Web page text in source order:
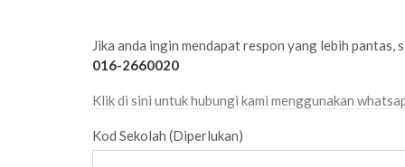
Jika anda ingin mendapat respon yang lebih
016-2660020
Klik di sini untuk hubungi kami menggunakan
Kod Sekolah (Diperlukan)